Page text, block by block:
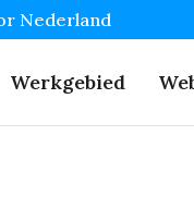
Nederland
Werkgebied